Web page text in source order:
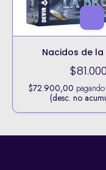
Nacidos de la
$81.000
$72.900,00
(desc. no